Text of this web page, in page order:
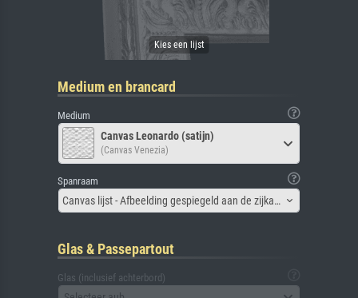
Medium en brancard
Medium
Canvas Leonardo (satijn)
(Canvas Venezia)
Spanraam
Canvas lijst - Afbeelding gespiegeld aan de zijkant
Glas & Passepartout
Glas (inclusief achterbord)